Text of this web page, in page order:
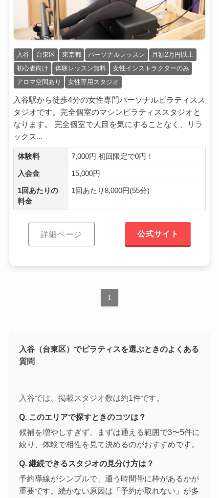
入谷 台東区 東京都 パーソナルレッスン
月額2万円以上
初心者向け
体験レッスン無料
女性インストラクターのみ
アロマ空間あり
女性専用スタジオ
入谷駅から徒歩4分の女性専門パーソナルピラティスス
タジオです。完全個室のマシンピラティススタジオと
なります。 完全個室で人目を気にすることなく、リラ
ックス...
体験料 7,000円 初回限定で0円！
入会金 15,000円
1回あたりの
料金
1回あたり8,000円(55分)
詳細ページ 公式サイト
1
入谷（台東区）でピラティスを選ぶときのよくある
質問
入谷では、掲載スタジオ数は約1件です。
Q. このエリアで探すときのコツは？
候補を増やしすぎず、まずは通える範囲で3〜5件に
絞り、体験で相性を見て決めるのがおすすめです。
Q. 継続できるスタジオの見分け方は？
予約導線がシンプルで、通う時間帯に枠があるかが
重要です。続かない原因は「予約が取れない」が多